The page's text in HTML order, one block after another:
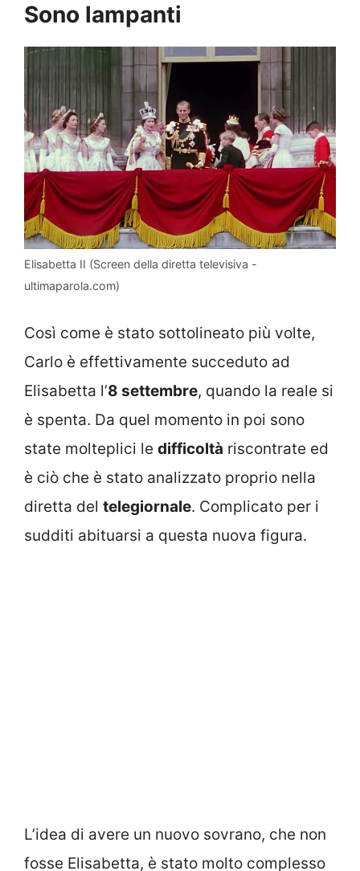
Sono lampanti
Elisabetta II (Screen della diretta televisiva -
ultimaparola.com)
Così come è stato sottolineato più volte,
Carlo è effettivamente succeduto ad
Elisabetta l’8 settembre, quando la reale si
è spenta. Da quel momento in poi sono
state molteplici le difficoltà riscontrate ed
è ciò che è stato analizzato proprio nella
diretta del telegiornale. Complicato per i
sudditi abituarsi a questa nuova figura.
L’idea di avere un nuovo sovrano, che non
fosse Elisabetta, è stato molto complesso